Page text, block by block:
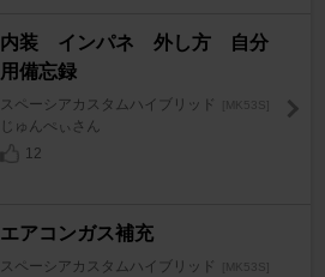
内装 インパネ 外し方 自分
用備忘録
スペーシアカスタムハイブリッド [MK53S]
じゅんぺぃさん
12
エアコンガス補充
スペーシアカスタムハイブリッド [MK53S]